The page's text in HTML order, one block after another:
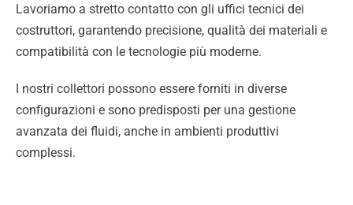
Lavoriamo a stretto contatto con gli uffici tecnici dei
costruttori, garantendo precisione, qualità dei materiali e
compatibilità con le tecnologie più moderne.
I nostri collettori possono essere forniti in diverse
configurazioni e sono predisposti per una gestione
avanzata dei fluidi, anche in ambienti produttivi
complessi.